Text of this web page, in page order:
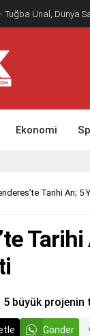
Tuğba Ünal, Dünya
Ekonomi
Tarihi An; 5
Tarihi
büyük projenin
Gönder